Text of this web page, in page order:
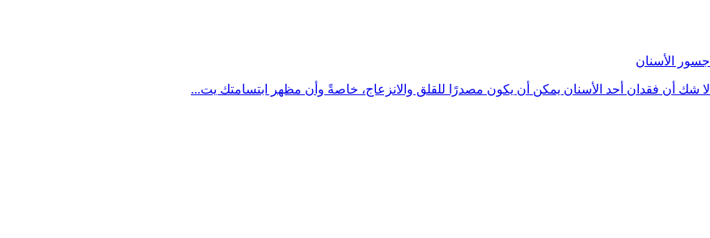
جسور الأسنان
لا شك أن فقدان أحد الأسنان يمكن أن يكون مصدرًا للقلق والانزعاج، خاصةً وأن مظهر ابتسامتك يت...